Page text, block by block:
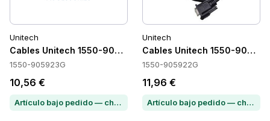
Unitech
Cables Unitech 1550-905923G
1550-905923G
10,56 €
Artículo bajo pedido — chatea para conocer el plazo de entrega
Unitech
Cables Unitech 1550-
1550-905922G
11,96 €
Artículo bajo pedido — chatea para conocer el plazo de entrega